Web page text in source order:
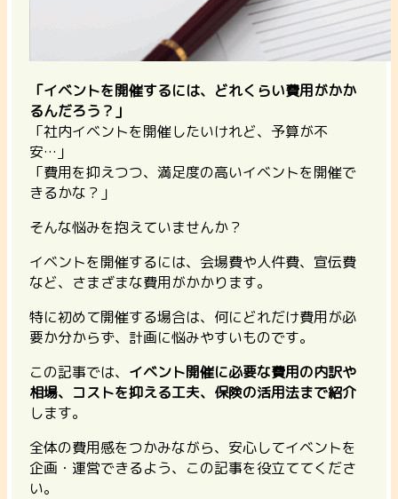
「イベントを開催するには、どれくらい費用がかか
るんだろう？」
「社内イベントを開催したいけれど、予算が不
安…」
「費用を抑えつつ、満足度の高いイベントを開催で
きるかな？」
そんな悩みを抱えていませんか？
イベントを開催するには、会場費や人件費、宣伝費
など、さまざまな費用がかかります。
特に初めて開催する場合は、何にどれだけ費用が必
要か分からず、計画に悩みやすいものです。
この記事では、 イベント開催に必要な費用の内訳や
相場、コストを抑える工夫、保険の活用法まで紹介
します。
全体の費用感をつかみながら、安心してイベントを
企画・運営できるよう、この記事を役立ててくださ
い。